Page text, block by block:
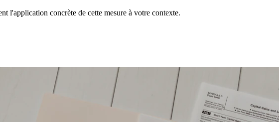
l'application concrète de cette mesure à votre contexte.